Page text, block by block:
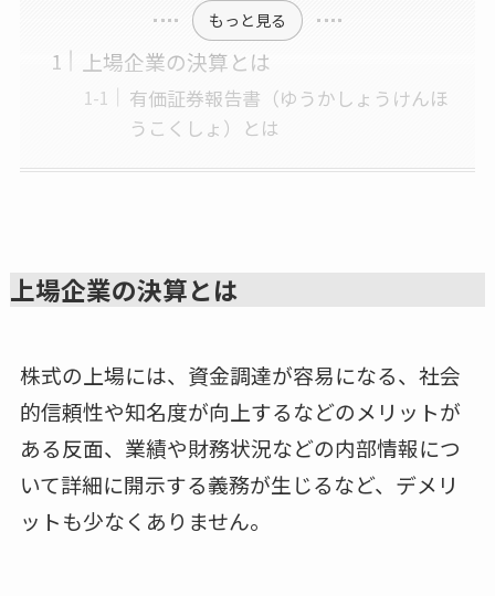
もっと見る
上場企業の決算とは
有価証券報告書（ゆうかしょうけんほ
うこくしょ）とは
上場企業の決算とは
株式の上場には、資金調達が容易になる、社会
的信頼性や知名度が向上するなどのメリットが
ある反面、業績や財務状況などの内部情報につ
いて詳細に開示する義務が生じるなど、デメリ
ットも少なくありません。